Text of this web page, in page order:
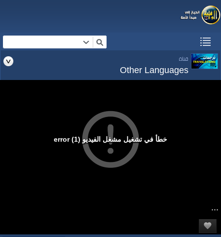
قناة
Other Languages
خطأ في تشغيل مشغل الفيديو (1) error
...